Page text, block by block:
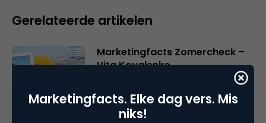
Gerelateerde artikelen
Marketingfacts Zomercheck –
Vita Kovalenko
Marketingfacts. Elke dag vers. Mis
niks!